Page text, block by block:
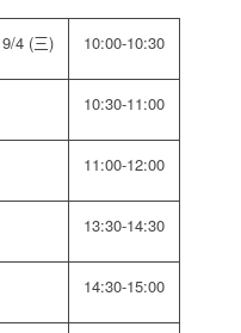
9/4 (三) 10:00-10:30
10:30-11:00
11:00-12:00
13:30-14:30
14:30-15:00